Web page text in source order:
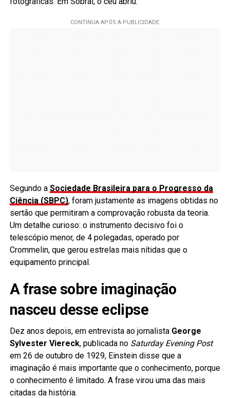
Segundo a Sociedade Brasileira para o Progresso da
Ciência (SBPC), foram justamente as imagens obtidas no
sertão que permitiram a comprovação robusta da teoria.
Um detalhe curioso: o instrumento decisivo foi o
telescópio menor, de 4 polegadas, operado por
Crommelin, que gerou estrelas mais nítidas que o
equipamento principal.
A frase sobre imaginação
nasceu desse eclipse
Dez anos depois, em entrevista ao jornalista George
Sylvester Viereck, publicada no Saturday Evening Post
em 26 de outubro de 1929, Einstein disse que a
imaginação é mais importante que o conhecimento, porque
o conhecimento é limitado. A frase virou uma das mais
citadas da história.